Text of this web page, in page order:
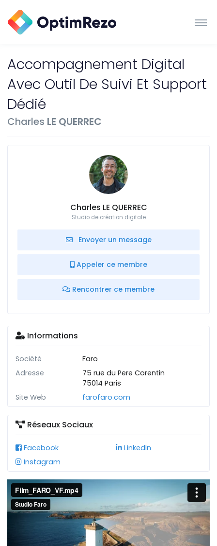
Accompagnement Digital
Avec Outil De Suivi Et Support
Dédié
Charles LE QUERREC
Charles LE QUERREC
Studio de création digitale
Envoyer un message
Appeler ce membre
Rencontrer ce membre
Informations
Société
Faro
Adresse
75 rue du Pere Corentin
75014 Paris
Site Web
farofaro.com
Réseaux Sociaux
Facebook
LinkedIn
Instagram